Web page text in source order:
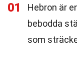
01
Hebron är
bebodda
som